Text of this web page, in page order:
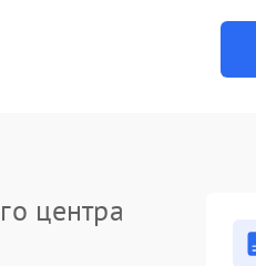
центра